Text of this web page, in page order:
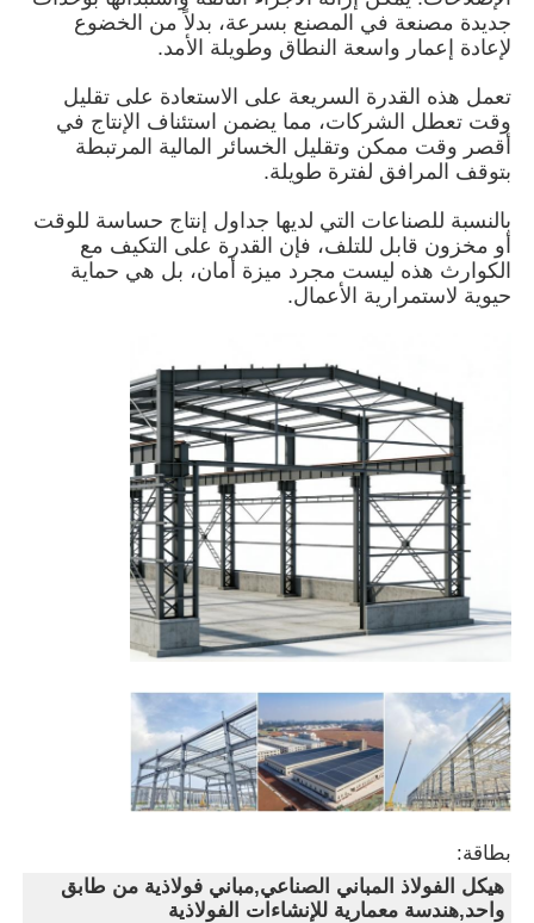
جولة في المعمل
ضبط الجودة
اتصل بنا
جميع القضايا
طلب اقتباس
بناء هيكل الصلب
مستودع الهياكل الصلبة
هيكل فولاذي ثقيل
جديدة مصنعة في المصنع بسرعة، بدلاً من الخضوع
لإعادة إعمار واسعة النطاق وطويلة الأمد.
تعمل هذه القدرة السريعة على الاستعادة على تقليل
وقت تعطل الشركات، مما يضمن استئناف الإنتاج في
أقصر وقت ممكن وتقليل الخسائر المالية المرتبطة
بتوقف المرافق لفترة طويلة.
بالنسبة للصناعات التي لديها جداول إنتاج حساسة للوقت
أو مخزون قابل للتلف، فإن القدرة على التكيف مع
الكوارث هذه ليست مجرد ميزة أمان، بل هي حماية
حيوية لاستمرارية الأعمال.
بطاقة:
هيكل الفولاذ المباني الصناعي,مباني فولاذية من طابق
واحد,هندسة معمارية للإنشاءات الفولاذية